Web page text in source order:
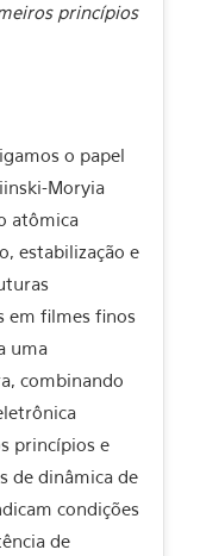
princípios
o papel
Moryia
atômica
estabilização e
em filmes finos
uma
combinando
princípios e
de dinâmica de
condições
de